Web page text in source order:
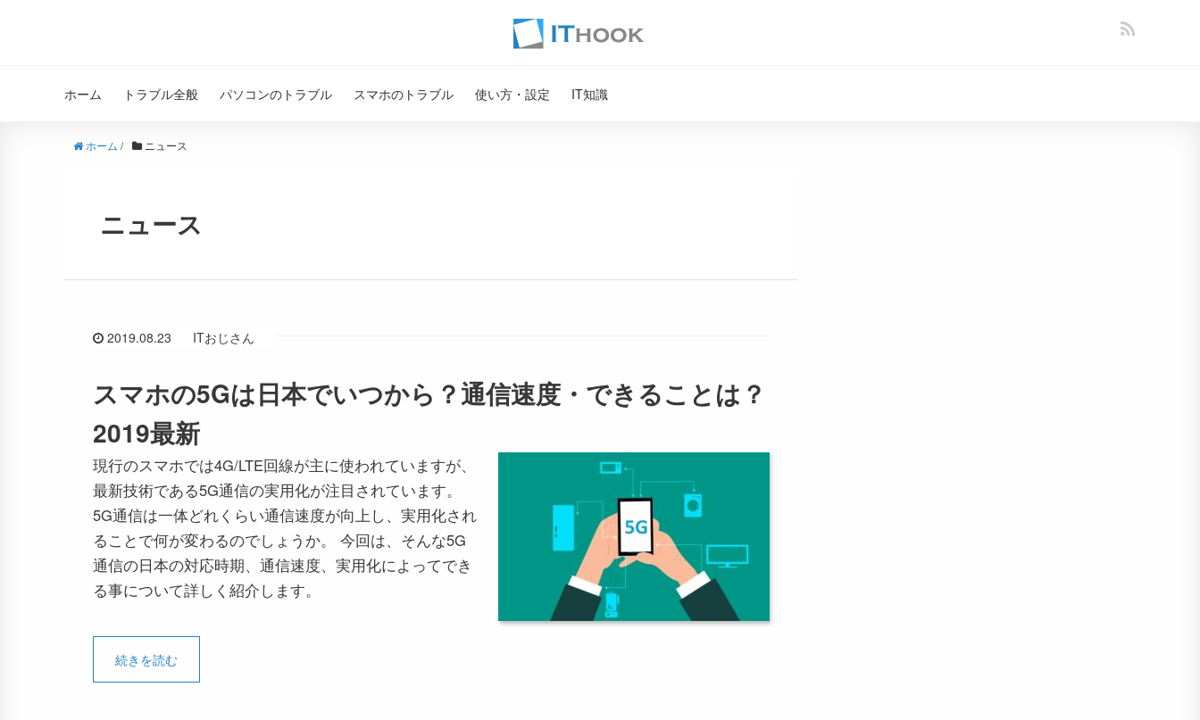
ホーム トラブル全般 パソコンのトラブル スマホのトラブル 使い方・設定 IT知識
ホーム / ニュース
ニュース
2019.08.23 ITおじさん
スマホの5Gは日本でいつから？通信速度・できることは？
2019最新
現行のスマホでは4G/LTE回線が主に使われていますが、
最新技術である5G通信の実用化が注目されています。
5G通信は一体どれくらい通信速度が向上し、実用化され
ることで何が変わるのでしょうか。 今回は、そんな5G
通信の日本の対応時期、通信速度、実用化によってでき
る事について詳しく紹介します。
続きを読む